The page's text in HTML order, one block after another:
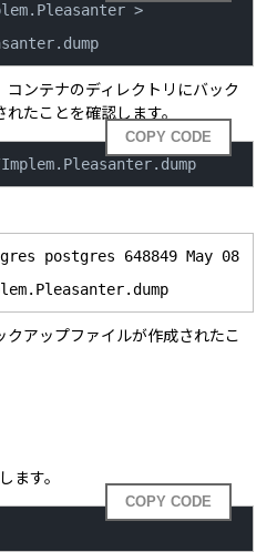
>
ンテナのディレクトリにバック
たことを確認します。
COPY CODE
postgres 648849 May 08
アップファイルが作成されたこ
ます。
COPY CODE